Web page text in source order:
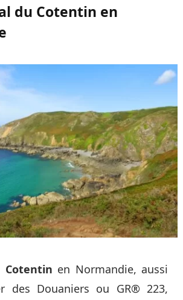
du Cotentin en
en Normandie, aussi
des Douaniers ou GR® 223,